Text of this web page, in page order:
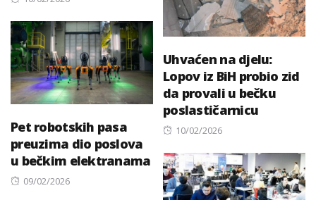
Uhvaćen na djelu:
Lopov iz BiH probio zid
da provali u bečku
poslastičarnicu
Posted
10/02/2026
Pet robotskih pasa
preuzima dio poslova
u bečkim elektranama
Posted
09/02/2026